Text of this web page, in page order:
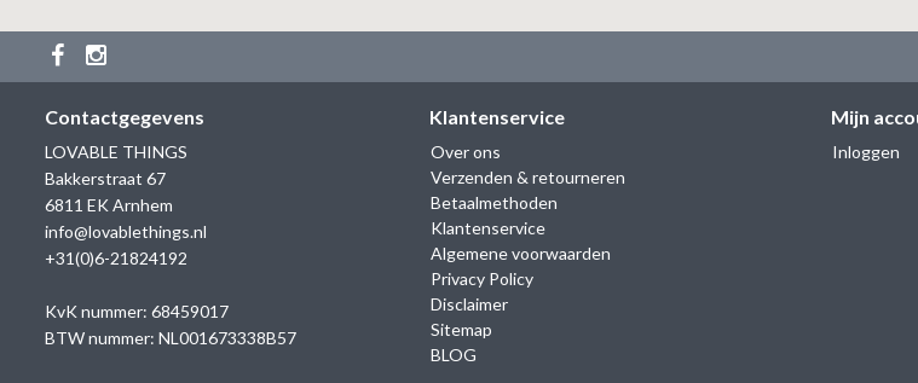
Contactgegevens
LOVABLE THINGS
Bakkerstraat 67
6811 EK Arnhem
info@lovablethings.nl
+31(0)6-21824192
KvK nummer: 68459017
BTW nummer: NL001673338B57
Klantenservice
Over ons
Verzenden & retourneren
Betaalmethoden
Klantenservice
Algemene voorwaarden
Privacy Policy
Disclaimer
Sitemap
BLOG
Mijn
Inloggen